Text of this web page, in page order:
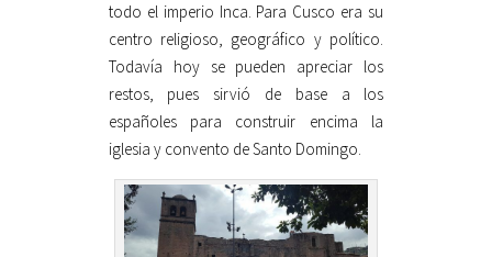
todo el imperio Inca. Para Cusco era su
centro religioso, geográfico y político.
Todavía hoy se pueden apreciar los
restos, pues sirvió de base a los
españoles para construir encima la
iglesia y convento de Santo Domingo.